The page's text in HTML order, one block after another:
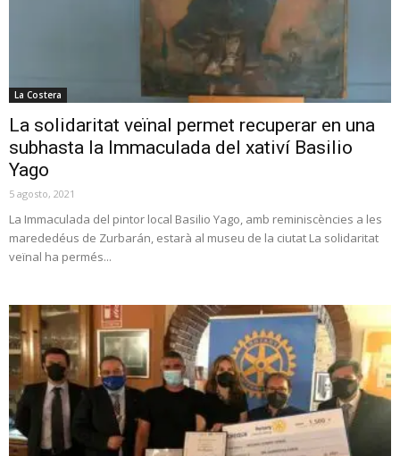
La Costera
La solidaritat veïnal permet recuperar en una
subhasta la Immaculada del xativí Basilio
Yago
5 agosto, 2021
La Immaculada del pintor local Basilio Yago, amb reminiscències a les
marededéus de Zurbarán, estarà al museu de la ciutat La solidaritat
veïnal ha permés...